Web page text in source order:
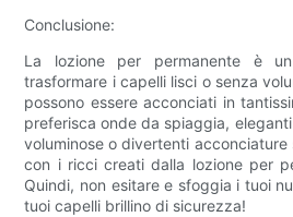
Conclusione:
La lozione per permanente è
trasformare i capelli lisci o senza
possono essere acconciati in
preferisca onde da spiaggia,
voluminose o divertenti
con i ricci creati dalla lozione per
Quindi, non esitare e sfoggia i tuoi
tuoi capelli brillino di sicurezza!